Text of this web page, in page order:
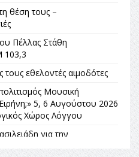
θέση τους –
Πέλλας Στάθη
103,3
εθελοντές αιμοδότες
Μουσική
5, 6 Αυγούστου 2026
Χώρος Λόγγου
για την
«Σε τέτοιες κορυφαίες